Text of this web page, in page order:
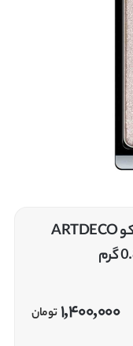
سایه چشم تکی براق شماره 08 آرت دکو ARTDECO
1,400,000 تومان